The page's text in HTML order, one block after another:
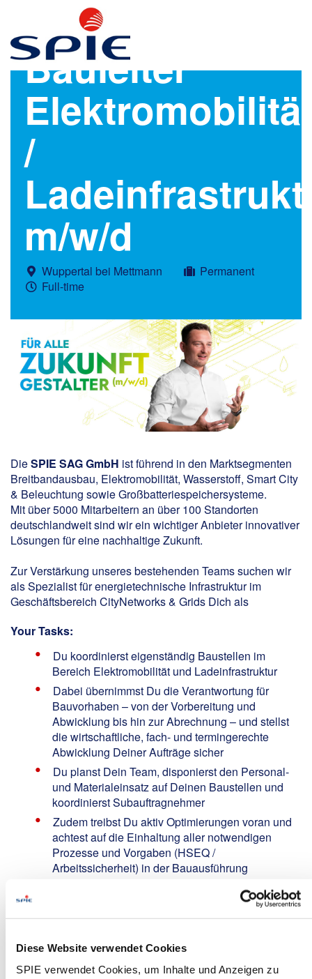
Diese Website verwendet Cookies
SPIE verwendet Cookies, um Inhalte und Anzeigen zu
Bauleiter
/
m/w/d
Wuppertal bei Mettmann
Permanent
Full-time
DieSPIE SAG GmbH ist führend in den Marktsegmenten
Breitbandausbau, Elektromobilität, Wasserstoff, Smart City
& Beleuchtung sowie Großbatteriespeichersysteme.
Mit über 5000 Mitarbeitern an über 100 Standorten
deutschlandweit sind wir ein wichtiger Anbieter innovativer
Lösungen für eine nachhaltige Zukunft.
Zur Verstärkung unseres bestehenden Teams suchen wir
als Spezialist für energietechnische Infrastruktur im
Geschäftsbereich CityNetworks & Grids Dich als
Your Tasks:
Du koordinierst eigenständig Baustellen im
Bereich Elektromobilität und Ladeinfrastruktur
Dabei übernimmst Du die Verantwortung für
Bauvorhaben – von der Vorbereitung und
Abwicklung bis hin zur Abrechnung – und stellst
die wirtschaftliche, fach- und termingerechte
Abwicklung Deiner Aufträge sicher
Du planst Dein Team, disponierst den Personal-
und Materialeinsatz auf Deinen Baustellen und
koordinierst Subauftragnehmer
Zudem treibst Du aktiv Optimierungen voran und
achtest auf die Einhaltung aller notwendigen
Prozesse und Vorgaben (HSEQ /
Arbeitssicherheit) in der Bauausführung
Als kompetente Ansprechperson stehst Du
unseren Kunden, Lieferanten und internen
Kollegen in allen Bauphasen zur Seite
Your Profile: